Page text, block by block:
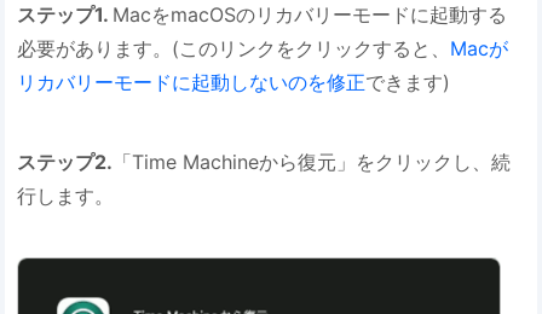
ステップ1. MacをmacOSのリカバリーモードに起動する
必要があります。(このリンクをクリックすると、 Macが
リカバリーモードに起動しないのを修正できます)
ステップ2. 「Time Machineから復元」をクリックし、続
行します。